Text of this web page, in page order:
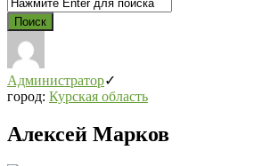
Администратор
город: Курская область
Алексей Марков